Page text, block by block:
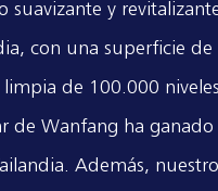
suavizante y
con una superficie
de 100.000
de Wanfang ha
Además,